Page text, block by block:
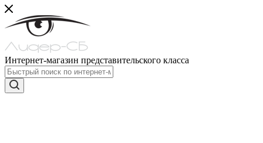
Интернет-магазин представительского класса